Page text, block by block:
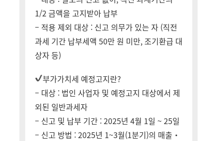
1/2 금액을 고지받아 납부
– 적용 제외 대상 : 신고 의무가 있는 자 (직전
과세 기간 납부세액 50만 원 미만, 조기환급 대
상자 등)
부가가치세 예정고지란?
– 대상 : 법인 사업자 및 예정고지 대상에서 제
외된 일반과세자
– 신고 및 납부 기간 : 2025년 4월 1일 ~ 25일
– 신고 방법 : 2025년 1~3월(1분기)의 매출・